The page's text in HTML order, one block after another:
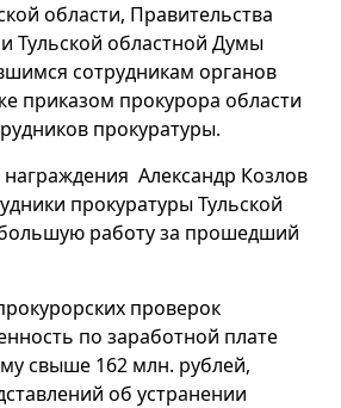
области, Правительства
Тульской областной Думы
сотрудникам органов
приказом прокурора области
прокуратуры.
Александр Козлов
прокуратуры Тульской
работу за прошедший
проверок
по заработной плате
свыше 162 млн. рублей,
об устранении